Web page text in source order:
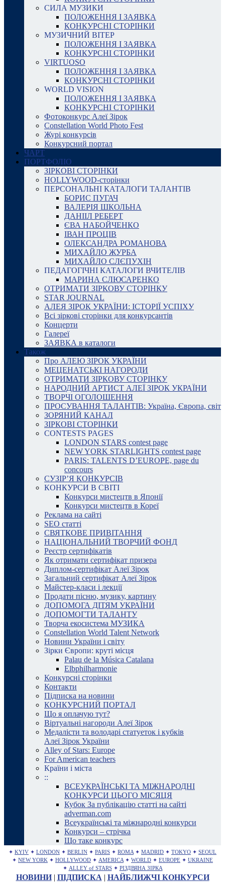
СИЛА МУЗИКИ
ПОЛОЖЕННЯ І ЗАЯВКА
КОНКУРСНІ СТОРІНКИ
МУЗИЧНИЙ ВІТЕР
ПОЛОЖЕННЯ І ЗАЯВКА
КОНКУРСНІ СТОРІНКИ
VIRTUOSO
ПОЛОЖЕННЯ І ЗАЯВКА
КОНКУРСНІ СТОРІНКИ
WORLD VISION
ПОЛОЖЕННЯ І ЗАЯВКА
КОНКУРСНІ СТОРІНКИ
Фотоконкурс Алеї Зірок
Constellation World Photo Fest
Журі конкурсів
Конкурсний портал
ЧАРТ
ПОРТФОЛІО
ЗІРКОВІ СТОРІНКИ
HOLLYWOOD-сторінки
ПЕРСОНАЛЬНІ КАТАЛОГИ ТАЛАНТІВ
БОРИС ПУГАЧ
ВАЛЕРІЯ ШКОЛЬНА
ДАНІІЛ РЕБЕРТ
ЄВА НАБОЙЧЕНКО
ІВАН ПРОЦІВ
ОЛЕКСАНДРА РОМАНОВА
МИХАЙЛО ЖУРБА
МИХАЙЛО СЛЄПУХІН
ПЕДАГОГІЧНІ КАТАЛОГИ ВЧИТЕЛІВ
МАРИНА СЛЮСАРЕНКО
ОТРИМАТИ ЗІРКОВУ СТОРІНКУ
STAR JOURNAL
АЛЕЯ ЗІРОК УКРАЇНИ: ІСТОРІЇ УСПІХУ
Всі зіркові сторінки для конкурсантів
Концерти
Галереї
ЗАЯВКА в каталоги
Також
Про АЛЕЮ ЗІРОК УКРАЇНИ
МЕЦЕНАТСЬКІ НАГОРОДИ
ОТРИМАТИ ЗІРКОВУ СТОРІНКУ
НАРОДНИЙ АРТИСТ АЛЕЇ ЗІРОК УКРАЇНИ
ТВОРЧІ ОГОЛОШЕННЯ
ПРОСУВАННЯ ТАЛАНТІВ: Україна, Європа, світ
ЗОРЯНИЙ КАНАЛ
ЗІРКОВІ СТОРІНКИ
CONTESTS PAGES
LONDON STARS contest page
NEW YORK STARLIGHTS contest page
PARIS: TALENTS D’EUROPE, page du
concours
СУЗІР’Я КОНКУРСІВ
КОНКУРСИ В СВІТІ
Конкурси мистецтв в Японії
Конкурси мистецтв в Кореї
Реклама на сайті
SEO статті
СВЯТКОВЕ ПРИВІТАННЯ
НАЦІОНАЛЬНИЙ ТВОРЧИЙ ФОНД
Реєстр сертифікатів
Як отримати сертифікат призера
Диплом-сертифікат Алеї Зірок
Загальний сертифікат Алеї Зірок
Майстер-класи і лекції
Продати пісню, музику, картину
ДОПОМОГА ДІТЯМ УКРАЇНИ
ДОПОМОГТИ ТАЛАНТУ
Творча екосистема МУЗИКА
Constellation World Talent Network
Новини України і світу
Зірки Європи: круті місця
Palau de la Música Catalana
Elbphilharmonie
Конкурсні сторінки
Контакти
Підписка на новини
КОНКУРСНИЙ ПОРТАЛ
Що я оплачую тут?
Віртуальні нагороди Алеї Зірок
Медалісти та володарі статуеток і кубків
Алеї Зірок України
Alley of Stars: Europe
For American teachers
Країни і міста
::
ВСЕУКРАЇНСЬКІ ТА МІЖНАРОДНІ
КОНКУРСИ ЦЬОГО МІСЯЦЯ
Кубок За публікацію статті на сайті
adverman.com
Всеукраїнські та міжнародні конкурси
Конкурси – стрічка
Що таке конкурс
✦ KYIV ✦ LONDON ✦ BERLIN ✦ PARIS ✦ ROMA ✦ MADRID ✦ TOKYO ✦ SEOUL
✦ NEW YORK ✦ HOLLYWOOD ✦ AMERICA ✦ WORLD ✦ EUROPE ✦ UKRAINE
✦ ALLEY of STARS ✦ РІЗДВЯНА ЗІРКА
НОВИНИ| ПІДПИСКА | НАЙБЛИЖЧІ КОНКУРСИ